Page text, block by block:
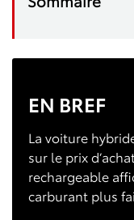
EN BREF
La voiture
sur le prix
rechargeable
carburant plus